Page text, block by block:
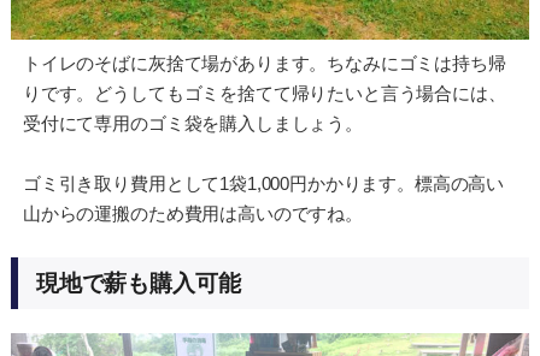
トイレのそばに灰捨て場があります。ちなみにゴミは持ち帰
りです。どうしてもゴミを捨てて帰りたいと言う場合には、
受付にて専用のゴミ袋を購入しましょう。
ゴミ引き取り費用として1袋1,000円かかります。標高の高い
山からの運搬のため費用は高いのですね。
現地で薪も購入可能